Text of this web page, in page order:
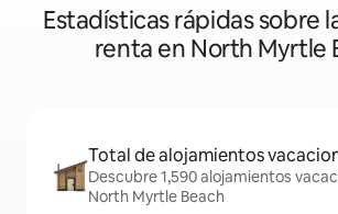
Estadísticas rápidas sobre
renta en North Myrtle
Total de alojamientos
Descubre 1,590 alojamientos
North Myrtle Beach